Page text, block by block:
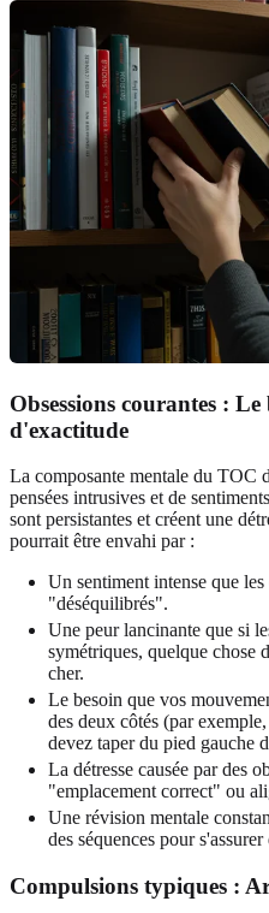
Obsessions courantes :
d'exactitude
La composante mentale du TOC
pensées intrusives et de
sont persistantes et créent une
pourrait être envahi par :
Un sentiment intense que
"déséquilibrés".
Une peur lancinante que si
symétriques, quelque chose
cher.
Le besoin que vos
des deux côtés (par
devez taper du pied gauche
La détresse causée par des
"emplacement correct" ou
Une révision mentale
des séquences pour
Compulsions typiques :